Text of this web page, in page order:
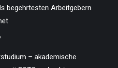
begehrtesten Arbeitgebern
– akademische